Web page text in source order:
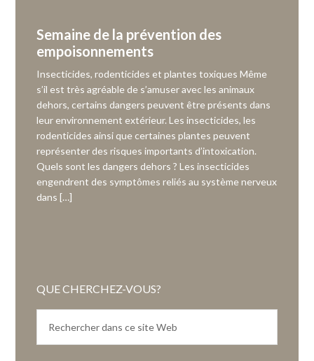
Semaine de la prévention des
empoisonnements
Insecticides, rodenticides et plantes toxiques Même
s’il est très agréable de s’amuser avec les animaux
dehors, certains dangers peuvent être présents dans
leur environnement extérieur. Les insecticides, les
rodenticides ainsi que certaines plantes peuvent
représenter des risques importants d’intoxication.
Quels sont les dangers dehors ? Les insecticides
engendrent des symptômes reliés au système nerveux
dans […]
QUE CHERCHEZ-VOUS?